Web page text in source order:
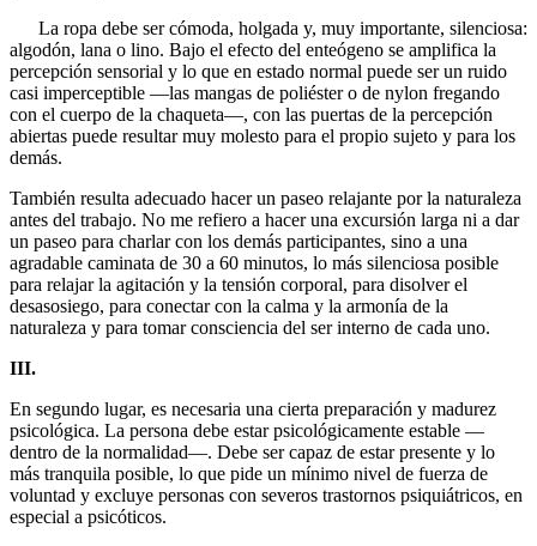
La ropa debe ser cómoda, holgada y, muy importante, silenciosa:
algodón, lana o lino. Bajo el efecto del enteógeno se amplifica la
percepción sensorial y lo que en estado normal puede ser un ruido
casi imperceptible —las mangas de poliéster o de nylon fregando
con el cuerpo de la chaqueta—, con las puertas de la percepción
abiertas puede resultar muy molesto para el propio sujeto y para los
demás.
También resulta adecuado hacer un paseo relajante por la naturaleza
antes del trabajo. No me refiero a hacer una excursión larga ni a dar
un paseo para charlar con los demás participantes, sino a una
agradable caminata de 30 a 60 minutos, lo más silenciosa posible
para relajar la agitación y la tensión corporal, para disolver el
desasosiego, para conectar con la calma y la armonía de la
naturaleza y para tomar consciencia del ser interno de cada uno.
III.
En segundo lugar, es necesaria una cierta preparación y madurez
psicológica. La persona debe estar psicológicamente estable —
dentro de la normalidad—. Debe ser capaz de estar presente y lo
más tranquila posible, lo que pide un mínimo nivel de fuerza de
voluntad y excluye personas con severos trastornos psiquiátricos, en
especial a psicóticos.